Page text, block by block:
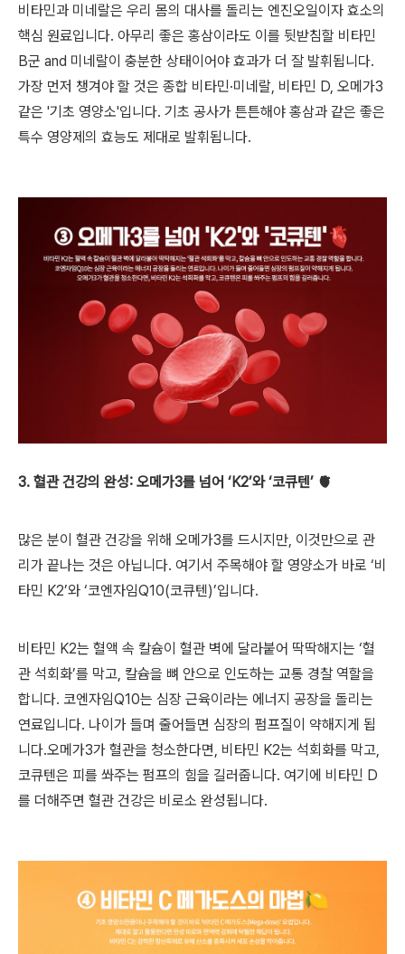
비타민과 미네랄은 우리 몸의 대사를 돌리는 엔진오일이자 효소의
핵심 원료입니다. 아무리 좋은 홍삼이라도 이를 뒷받침할 비타민
B군 and 미네랄이 충분한 상태이어야 효과가 더 잘 발휘됩니다.
가장 먼저 챙겨야 할 것은 종합 비타민·미네랄, 비타민 D, 오메가3
같은 '기초 영양소'입니다. 기초 공사가 튼튼해야 홍삼과 같은 좋은
특수 영양제의 효능도 제대로 발휘됩니다.
3. 혈관 건강의 완성: 오메가3를 넘어 ‘K2’와 ‘코큐텐’ 🫀
많은 분이 혈관 건강을 위해 오메가3를 드시지만, 이것만으로 관
리가 끝나는 것은 아닙니다. 여기서 주목해야 할 영양소가 바로 ‘비
타민 K2’와 ‘코엔자임Q10(코큐텐)’입니다.
비타민 K2는 혈액 속 칼슘이 혈관 벽에 달라붙어 딱딱해지는 ‘혈
관 석회화’를 막고, 칼슘을 뼈 안으로 인도하는 교통 경찰 역할을
합니다. 코엔자임Q10는 심장 근육이라는 에너지 공장을 돌리는
연료입니다. 나이가 들며 줄어들면 심장의 펌프질이 약해지게 됩
니다.오메가3가 혈관을 청소한다면, 비타민 K2는 석회화를 막고,
코큐텐은 피를 쏴주는 펌프의 힘을 길러줍니다. 여기에 비타민 D
를 더해주면 혈관 건강은 비로소 완성됩니다.